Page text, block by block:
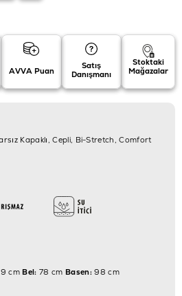
AVVA Puan
Satış
Danışmanı
Stoktaki
Mağazalar
Kapaklı, Cepli, Bi-Stretch, Comfort
cmBel: 78 cm Basen:98 cm